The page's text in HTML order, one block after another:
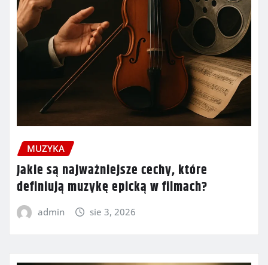
MUZYKA
Jakie są najważniejsze cechy, które
definiują muzykę epicką w filmach?
admin sie 3, 2026